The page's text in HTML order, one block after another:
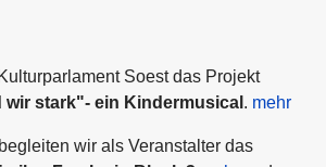
Soest das Projekt
wir stark"- ein Kindermusical . mehr
wir als Veranstalter das